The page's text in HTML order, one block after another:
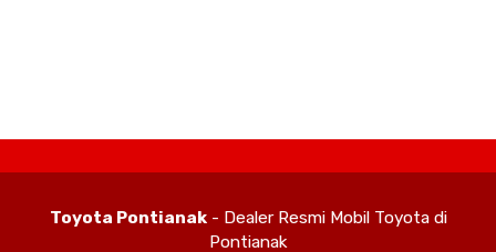
Toyota Pontianak- Dealer Resmi Mobil Toyota di
Pontianak